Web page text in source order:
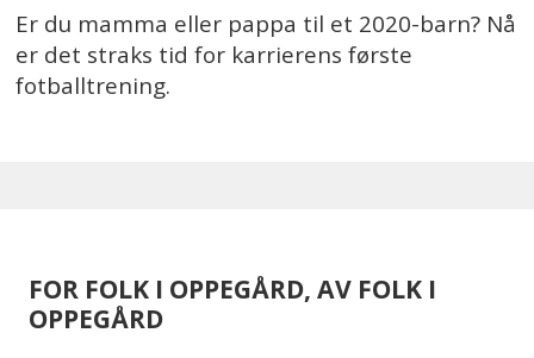
Er du mamma eller pappa til et 2020-barn? Nå
er det straks tid for karrierens første
fotballtrening.
FOR FOLK I OPPEGÅRD, AV FOLK I
OPPEGÅRD